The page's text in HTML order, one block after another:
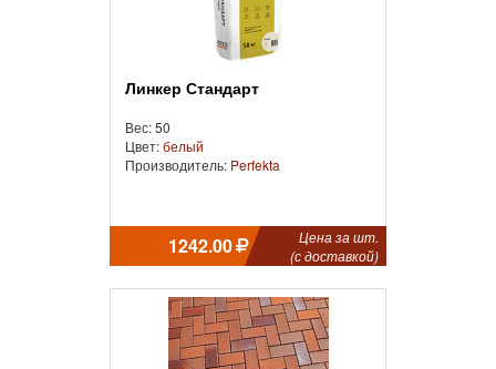
Линкер Стандарт
Вес: 50
Цвет:белый
Производитель: Perfekta
1242.00
Цена за шт.
(с доставкой)